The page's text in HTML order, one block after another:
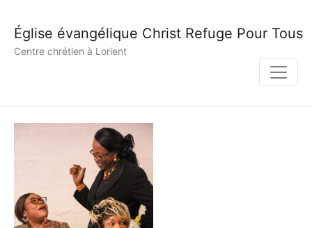
Église évangélique Christ Refuge Pour Tous
Centre chrétien à Lorient